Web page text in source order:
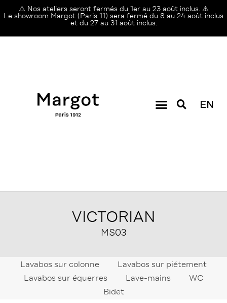
⚠️ Nos ateliers seront fermés du 1er au 23 août inclus. ⚠️
Le showroom Margot (Paris 11) sera fermé du 8 au 24 août inclus
et du 27 au 31 août inclus.
EN
VICTORIAN
MS03
Lavabos sur colonne
Lavabos sur piétement
Lavabos sur équerres
Lave-mains
WC
Bidet